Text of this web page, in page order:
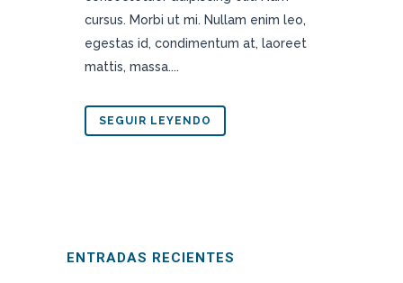
cursus. Morbi ut mi. Nullam enim leo,
egestas id, condimentum at, laoreet
mattis, massa....
SEGUIR LEYENDO
ENTRADAS RECIENTES